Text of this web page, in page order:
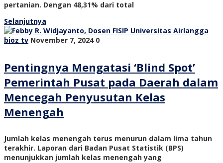
pertanian. Dengan 48,31% dari total
Selanjutnya
bioz tv November 7, 2024 0
Pentingnya Mengatasi ‘Blind Spot’
Pemerintah Pusat pada Daerah dalam
Mencegah Penyusutan Kelas
Menengah
Jumlah kelas menengah terus menurun dalam lima tahun
terakhir. Laporan dari Badan Pusat Statistik (BPS)
menunjukkan jumlah kelas menengah yang